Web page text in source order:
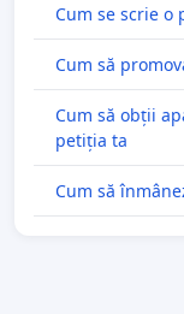
Cum se scrie o
Cum să
Cum să obții
petiția ta
Cum să